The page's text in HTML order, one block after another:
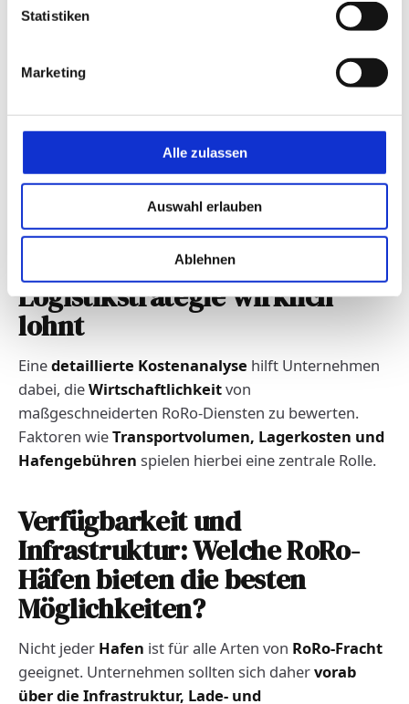
Statistiken
Marketing
Alle zulassen
Auswahl erlauben
Ablehnen
Wichtige Faktoren bei
der Auswahl einer
maßgeschneiderten
RoRo-Lösung
Kosten-Nutzen-Analyse: Wann
sich eine individuelle
Logistikstrategie wirklich
lohnt
Einedetaillierte Kostenanalyse hilft Unternehmen
dabei, dieWirtschaftlichkeitvon
maßgeschneiderten RoRo-Diensten zu bewerten.
Faktoren wieTransportvolumen, Lagerkosten und
Hafengebühren spielen hierbei eine zentrale Rolle.
Verfügbarkeit und
Infrastruktur: Welche RoRo-
Häfen bieten die besten
Möglichkeiten?
Nicht jeder Hafen ist für alle Arten von RoRo-Fracht
geeignet. Unternehmen sollten sich dahervorab
über die Infrastruktur, Lade- und